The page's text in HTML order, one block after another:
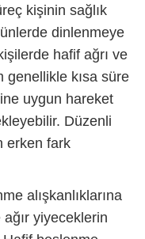
kişinin sağlık
dinlenmeye
hafif ağrı ve
genellikle kısa süre
uygun hareket
Düzenli
erken fark
alışkanlıklarına
yiyeceklerin